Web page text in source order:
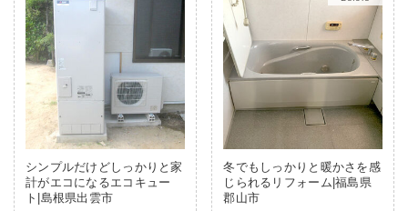
シンプルだけどしっかりと家
計がエコになるエコキュー
ト|島根県出雲市
冬でもしっかりと暖かさを感
じられるリフォーム|福島県
郡山市